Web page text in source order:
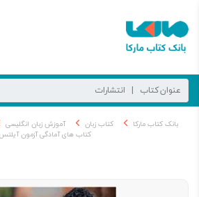
بانک کتاب مارکا کتاب زبان آموزش زبان انگلیسی
کتاب های آمادگی آزمون آیلتس